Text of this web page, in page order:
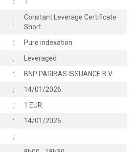
:
Constant Leverage Certificate
Short
:
Pure indexation
:
Leveraged
:
BNP PARIBAS ISSUANCE B.V.
:
14/01/2026
:
1 EUR
:
14/01/2026
: